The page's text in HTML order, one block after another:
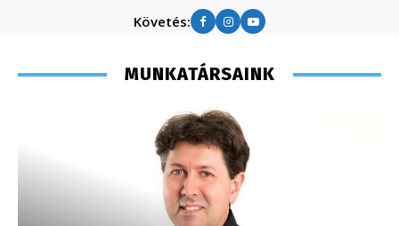
Követés:
MUNKATÁRSAINK